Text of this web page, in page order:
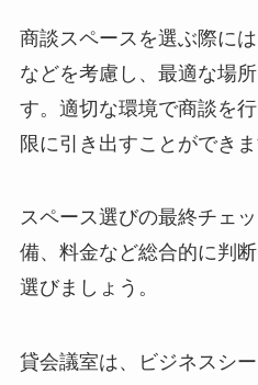
商談スペースを選ぶ際に
などを考慮し、最適な場
す。適切な環境で商談を
限に引き出すことができま
スペース選びの最終チェ
備、料金など総合的に判
選びましょう。
貸会議室は、ビジネスシ